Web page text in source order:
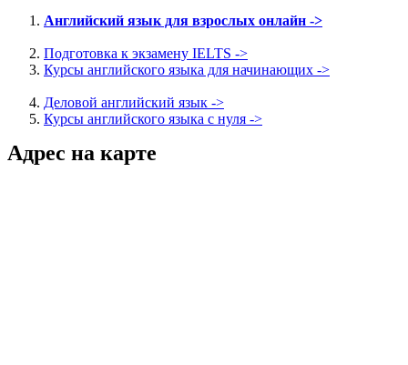
Английский язык для взрослых онлайн ->
Подготовка к экзамену IELTS ->
Курсы английского языка для начинающих ->
Деловой английский язык ->
Курсы английского языка с нуля ->
Адрес на карте